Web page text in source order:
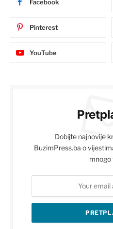
Facebook
Pinterest
YouTube
Dobijte najnovije
BuzimPress.ba o
mnogo